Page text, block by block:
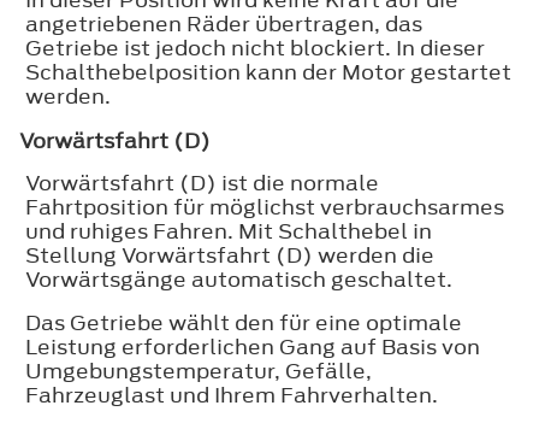
angetriebenen Räder übertragen, das
Getriebe ist jedoch nicht blockiert. In dieser
Schalthebelposition kann der Motor gestartet
werden.
Vorwärtsfahrt (D)
Vorwärtsfahrt (D) ist die normale
Fahrtposition für möglichst verbrauchsarmes
und ruhiges Fahren. Mit Schalthebel in
Stellung Vorwärtsfahrt (D) werden die
Vorwärtsgänge automatisch geschaltet.
Das Getriebe wählt den für eine optimale
Leistung erforderlichen Gang auf Basis von
Umgebungstemperatur, Gefälle,
Fahrzeuglast und Ihrem Fahrverhalten.